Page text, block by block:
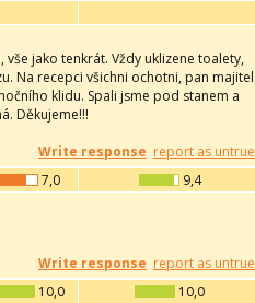
jako tenkrát. Vždy uklizene toalety,
Na recepci všichni ochotni, pan majitel
klidu. Spali jsme pod stanem a
Děkujeme!!!
Write response report as untrue
7,0 9,4
Write response report as untrue
10,0 10,0